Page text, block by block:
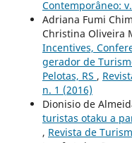
Contemporâneo:
Adriana Fumi
Christina Oliveira
Incentives,
gerador de
Pelotas, RS ,
n. 1 (2016)
Dionisio de
turistas otaku a
, Revista de